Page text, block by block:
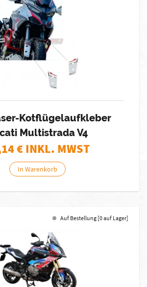
Kotflügelaufkleber
Multistrada V4
€ INKL. MWST
In Warenkorb
Auf Bestellung [0 auf Lager]